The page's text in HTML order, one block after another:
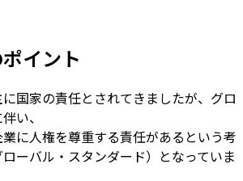
イント
国家の責任とされてきましたが、グロ
い、
に人権を尊重する責任があるという考
ーバル・スタンダード）となっていま